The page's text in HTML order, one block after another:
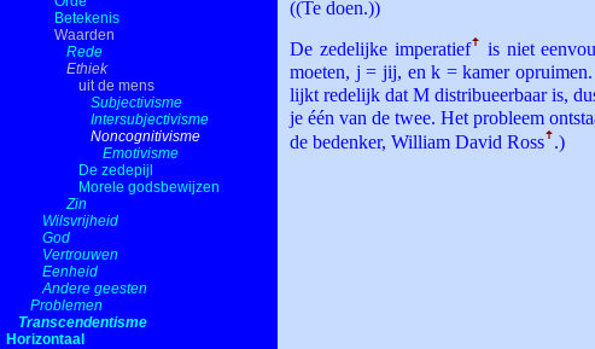
((Te doen.))
De zedelijke imperatiefꜛ is niet
moeten, j = jij, en k = kamer
lijkt redelijk dat M distribueerbaar is,
je één van de twee. Het probleem
de bedenker, William David Rossꜛ .)
Betekenis
Waarden
Rede
Ethiek
uit de mens
Subjectivisme
Intersubjectivisme
Noncognitivisme
Emotivisme
De zedepijl
Morele godsbewijzen
Zin
Wilsvrijheid
God
Vertrouwen
Eenheid
Andere geesten
Problemen
Transcendentisme
Horizontaal